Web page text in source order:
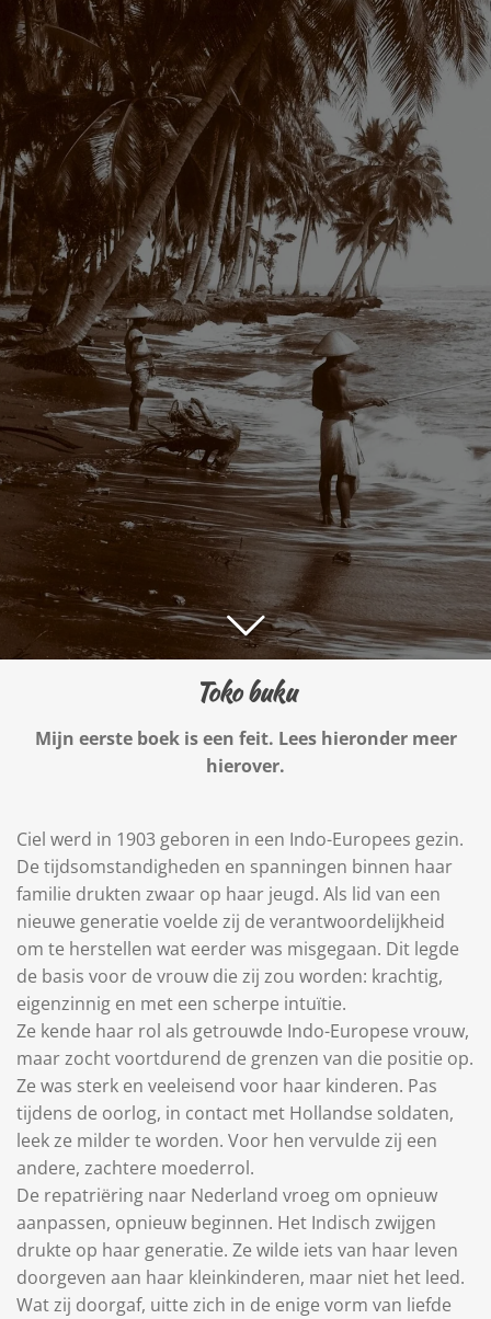
Toko buku
Mijn eerste boek is een feit. Lees hieronder meer
hierover.
Ciel werd in 1903 geboren in een Indo-Europees gezin.
De tijdsomstandigheden en spanningen binnen haar
familie drukten zwaar op haar jeugd. Als lid van een
nieuwe generatie voelde zij de verantwoordelijkheid
om te herstellen wat eerder was misgegaan. Dit legde
de basis voor de vrouw die zij zou worden: krachtig,
eigenzinnig en met een scherpe intuïtie.
Ze kende haar rol als getrouwde Indo-Europese vrouw,
maar zocht voortdurend de grenzen van die positie op.
Ze was sterk en veeleisend voor haar kinderen. Pas
tijdens de oorlog, in contact met Hollandse soldaten,
leek ze milder te worden. Voor hen vervulde zij een
andere, zachtere moederrol.
De repatriëring naar Nederland vroeg om opnieuw
aanpassen, opnieuw beginnen. Het Indisch zwijgen
drukte op haar generatie. Ze wilde iets van haar leven
doorgeven aan haar kleinkinderen, maar niet het leed.
Wat zij doorgaf, uitte zich in de enige vorm van liefde